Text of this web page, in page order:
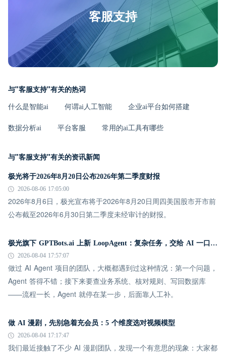
客服支持
与"客服支持"有关的热词
什么是智能ai 何谓ai人工智能 企业ai平台如何搭建
数据分析ai 平台客服 常用的ai工具有哪些
与"客服支持"有关的资讯新闻
极光将于2026年8月20日公布2026年第二季度财报
2026-08-06 17:05:00
2026年8月6日，极光宣布将于2026年8月20日周四美国股市开市前
公布截至2026年6月30日第二季度未经审计的财报。
极光旗下 GPTBots.ai 上新 LoopAgent：复杂任务，交给 AI 一口气跑完
2026-08-04 17:57:07
做过 AI Agent 项目的团队，大概都遇到过这种情况：第一个问题，
Agent 答得不错；接下来要查业务系统、核对规则、写回数据库
——流程一长，Agent 就停在某一步，后面靠人工补。
做 AI 漫剧，先别急着充会员：5 个维度选对视频模型
2026-08-04 17:17:47
我们最近接触了不少 AI 漫剧团队，发现一个有意思的现象：大家都